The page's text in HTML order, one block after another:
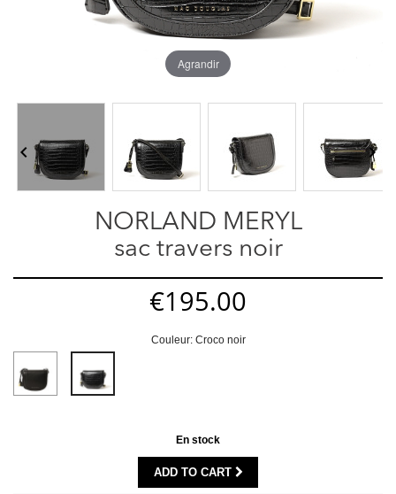
Agrandir
 
NORLAND MERYL
sac travers noir
€195.00
Couleur: Croco noir
En stock
ADD TO CART